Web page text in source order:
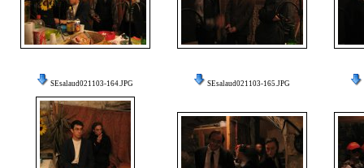
SEsalaud021103-164.JPG SEsalaud021103-165.JPG